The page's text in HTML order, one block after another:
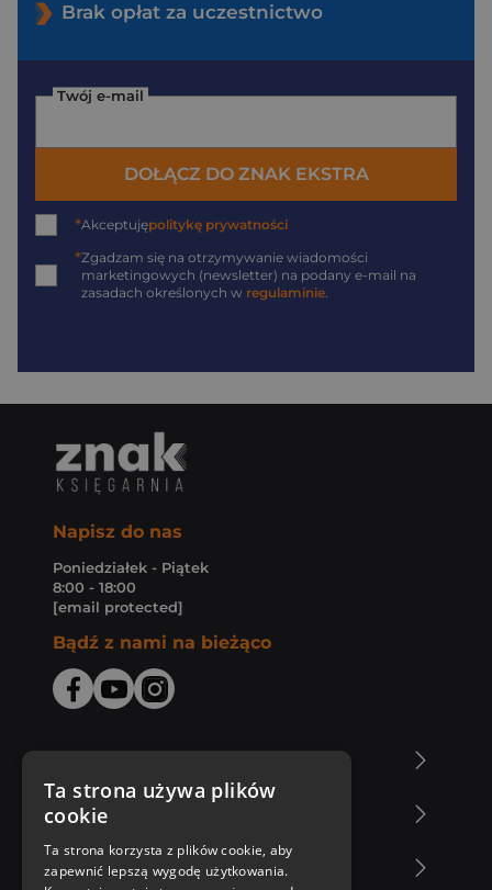
Brak opłat za uczestnictwo
Twój e-mail
DOŁĄCZ DO ZNAK EKSTRA
*Akceptujępolitykę prywatności
*Zgadzam się na otrzymywanie wiadomości
marketingowych (newsletter) na podany e-mail na
zasadach określonych w regulaminie.
Napisz do nas
Poniedziałek - Piątek
8:00 - 18:00
[email protected]
Bądź z nami na bieżąco
Zakupy u nas
Nasza oferta
Ta strona używa plików
cookie
Ta strona korzysta z plików cookie, aby
zapewnić lepszą wygodę użytkowania.